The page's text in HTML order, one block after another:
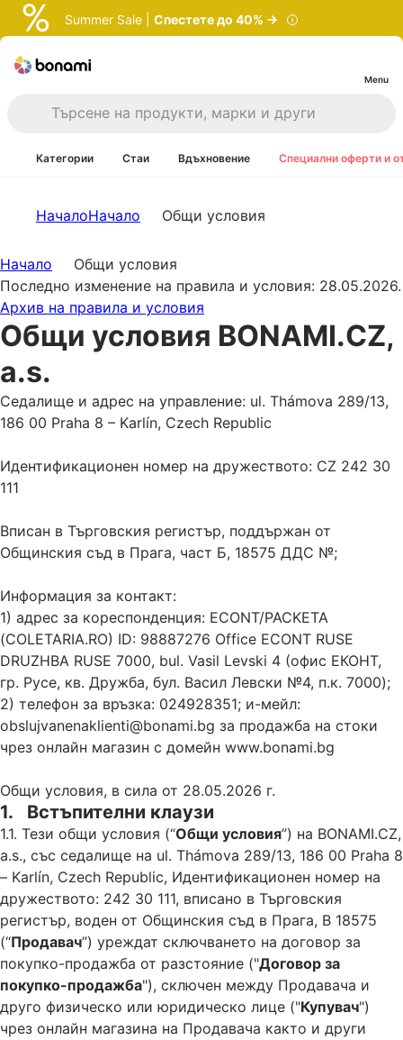
Summer Sale | Спестете до 40% →
Menu
Категории Стаи Вдъхновение Специални оферти и
НачалоНачало Общи условия
Начало
Общи условия
Последно изменение на правила и условия: 28.05.2026.
Архив на правила и условия
Общи условия BONAMI.CZ,
a.s.
Седалище и адрес на управление: ul. Thámova 289/13,
186 00 Praha 8 – Karlín, Czech Republic
Идентификационен номер на дружеството: CZ 242 30
111
Вписан в Търговския регистър, поддържан от
Общинския съд в Прага, част Б, 18575 ДДС №;
Информация за контакт:
1) адрес за кореспонденция: ECONT/PACKETA
(COLETARIA.RO) ID: 98887276 Office ECONT RUSE
DRUZHBA RUSE 7000, bul. Vasil Levski 4 (офис ЕКОНТ,
гр. Русе, кв. Дружба, бул. Васил Левски №4, п.к. 7000);
2) телефон за връзка: 024928351; и-мейл:
obslujvanenaklienti@bonami.bg за продажба на стоки
чрез онлайн магазин с домейн www.bonami.bg
Общи условия, в сила от 28.05.2026 г.
1. Встъпителни клаузи
1.1. Тези общи условия (“Общи условия”) на BONAMI.CZ,
a.s., със седалище на ul. Thámova 289/13, 186 00 Praha 8
– Karlín, Czech Republic, Идентификационен номер на
дружеството: 242 30 111, вписано в Търговския
регистър, воден от Общинския съд в Прага, B 18575
(“Продавач”) уреждат сключването на договор за
покупко-продажба от разстояние ("Договор за
покупко-продажба"), сключен между Продавача и
друго физическо или юридическо лице ("Купувач")
чрез онлайн магазина на Продавача както и други